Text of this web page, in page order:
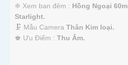
❈ Xem ban đêm : Hồng Ngoại 60m
Starlight.
🗜️ Mẫu Camera Thân Kim loại.
️♚ Ưu Điểm : Thu Âm.